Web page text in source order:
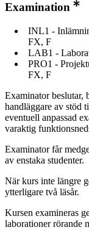
Examination
INL1 -
FX, F
LAB1 -
PRO1 -
FX, F
Examinator beslutar,
handläggare av stöd
eventuell anpassad
varaktig
Examinator får
av enstaka studenter.
När kurs inte längre
ytterligare två läsår.
Kursen examineras
laborationer rörande